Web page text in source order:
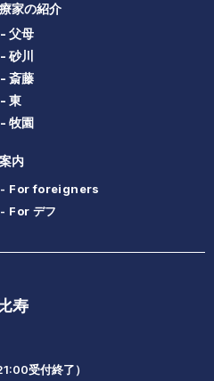
家の紹介
- 父母
- 砂川
- 斎藤
- 東
- 牧園
内
- For foreigners
- For デフ
寿
受付終了）